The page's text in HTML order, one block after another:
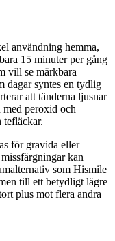
användning hemma,
15 minuter per gång
vill se märkbara
dagar syntes en tydlig
att tänderna ljusnar
peroxid och
tefläckar.
för gravida eller
kan
som Hismile
till ett betydligt lägre
plus mot flera andra